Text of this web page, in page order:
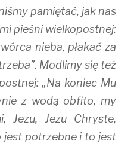
pamiętać, jak nas
pieśni wielkopostnej:
nieba, płakać za
Modlimy się też
„Na koniec Mu
z wodą obfito, my
Jezu, Jezu Chryste,
jest potrzebne i to jest